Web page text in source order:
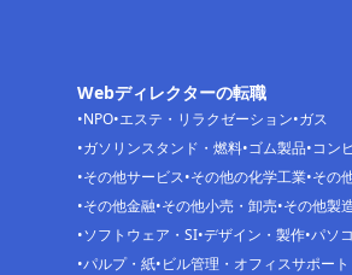
Webディレクターの転職
NPO エステ・リラクゼーション ガス
ガソリンスタンド・燃料 ゴム製品 コン
その他サービス その他の化学工業 その
その他金融 その他小売・卸売 その他製
ソフトウェア・SI デザイン・製作 パソ
パルプ・紙 ビル管理・オフィスサポート